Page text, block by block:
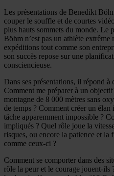
Les présentations de Benedikt
couper le souffle et de courtes
plus hauts sommets du monde. Le
Böhm n’est pas un athlète
expéditions tout comme son
son succès repose sur une
consciencieuse.
Dans ses présentations, il répond à
Comment me préparer à un
montagne de 8 000 mètres sans
de temps ? Comment créer un
tâche apparemment impossible ?
impliqués ? Quel rôle joue la
risques, ou encore la patience et
comme ceux-ci ?
Comment se comporter dans des
rôle la peur et le courage jouent-